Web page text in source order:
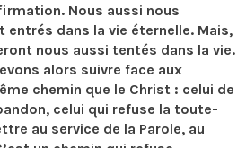
Nous aussi nous
dans la vie éternelle. Mais,
nous aussi tentés dans la vie.
alors suivre face aux
chemin que le Christ : celui de
celui qui refuse la toute-
au service de la Parole, au